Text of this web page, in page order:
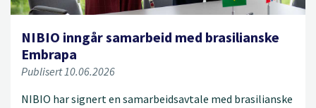
NIBIO inngår samarbeid med brasilianske
Embrapa
Publisert 10.06.2026
NIBIO har signert en samarbeidsavtale med brasilianske